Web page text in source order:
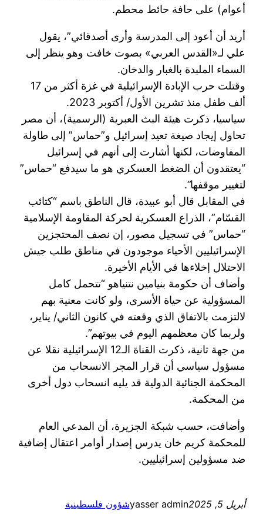
أعوام) على حافة حائط محطم.
أريد أن أعود إلى المدرسة وأرى أصدقائي”، يقول
علي لـ«القدس العربي» بصوت خافت وهو ينظر إلى
السماء الملبدة بالغبار والدخان.
وقتلت حرب الإبادة الإسرائيلية في غزة أكثر من 17
ألف طفل منذ تشرين الأول/ أكتوبر 2023.
سياسيا، ذكرت هيئة البث العبرية (الرسمية)، أن مصر
تحاول إيجاد صيغة تعيد إسرائيل و”حماس” إلى طاولة
المفاوضات، لكنها أشارت إلى أنهم في إسرائيل
“يعتقدون أن الضغط العسكري هو ما سيدفع “حماس”
لتغيير موقفها”.
في المقابل قال أبو عبيدة، قال الناطق باسم “كتائب
القسّام”، الذراع العسكرية لحركة المقاومة الإسلامية
“حماس” في تسجيل مصور، إن نصف المحتجزين
الإسرائيليين الأحياء موجودون في مناطق طلب جيش
الاحتلال إخلاءها في الأيام الأخيرة.
وأضاف أن حكومة بنيامين نتنياهو “تتحمل كامل
المسؤولية عن حياة الأسرى، ولو كانت معنية بهم
لالتزمت بالاتفاق الذي وقعته في كانون الثاني/ يناير،
ولربما كان معظمهم اليوم في بيوتهم”.
من جهة ثانية، ذكرت القناة الـ12 الإسرائيلية نقلا عن
مسؤول سياسي أن قرار المجر الانسحاب من
المحكمة الجنائية الدولية قد يليه انسحاب دول أخرى
من المحكمة.
وأضافت، حسب شبكة الجزيرة، أن المدعي العام
للمحكمة كريم خان يدرس إصدار أوامر اعتقال إضافية
ضد مسؤولين إسرائيليين.
أبريل 5, 2025 yasser adminشؤون فلسطينية